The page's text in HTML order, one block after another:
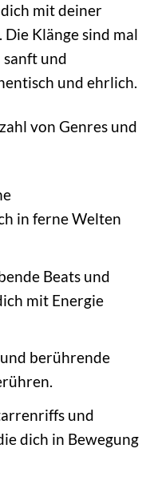
mit deiner
Klänge sind mal
sanft und
und ehrlich.
von Genres und
in ferne Welten
Beats und
mit Energie
berührende
und
dich in Bewegung